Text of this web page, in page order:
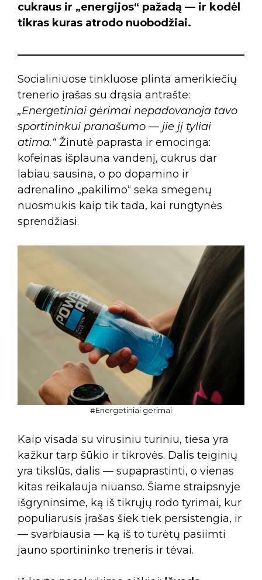
cukraus ir „energijos“ pažadą — ir kodėl
tikras kuras atrodo nuobodžiai.
Socialiniuose tinkluose plinta amerikiečių
trenerio įrašas su drąsia antrašte:
„Energetiniai gėrimai nepadovanoja tavo
sportininkui pranašumo — jie jį tyliai
atima.“Žinutė paprasta ir emocinga:
kofeinas išplauna vandenį, cukrus dar
labiau sausina, o po dopamino ir
adrenalino „pakilimo“ seka smegenų
nuosmukis kaip tik tada, kai rungtynės
sprendžiasi.
#Energetiniai gerimai
Kaip visada su virusiniu turiniu, tiesa yra
kažkur tarp šūkio ir tikrovės. Dalis teiginių
yra tikslūs, dalis — supaprastinti, o vienas
kitas reikalauja niuanso. Šiame straipsnyje
išgryninsime, ką iš tikrųjų rodo tyrimai, kur
populiarusis įrašas šiek tiek persistengia, ir
— svarbiausia — ką iš to turėtų pasiimti
jauno sportininko treneris ir tėvai.